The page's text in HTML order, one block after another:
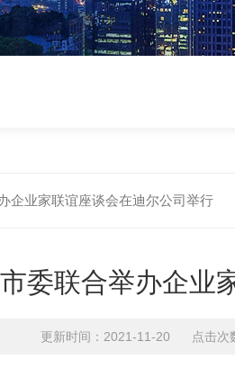
企业家联谊座谈会在迪尔公司举行
委联合举办企业
更新时间：2021-11-20 点击次